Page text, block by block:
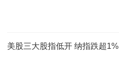
美股三大股指低开 纳指跌超1%